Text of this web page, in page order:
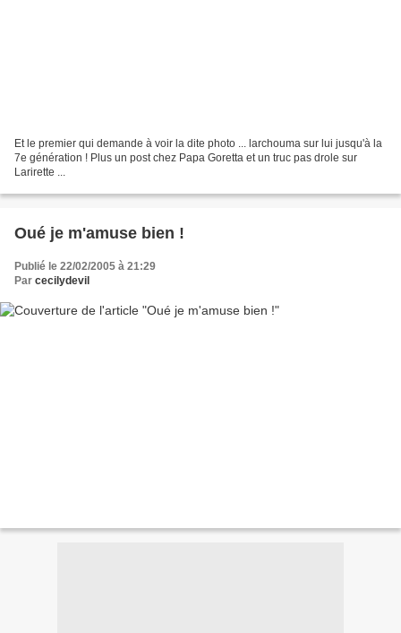
Et le premier qui demande à voir la dite photo ... larchouma sur lui jusqu'à la
7e génération ! Plus un post chez Papa Goretta et un truc pas drole sur
Larirette ...
Oué je m'amuse bien !
Publié le 22/02/2005 à 21:29
Par cecilydevil